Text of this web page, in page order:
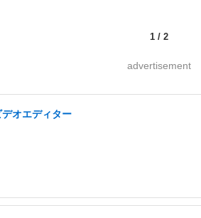
1 / 2
advertisement
オエディター